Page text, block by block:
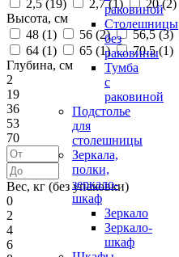
раковиной
Столешницы
без
раковины
Тумба
с
раковиной
Подстолье
для
столешницы
Зеркала,
полки,
зеркало-
шкаф
Зеркало
Зеркало-
шкаф
2,5 (19) 2,7 (1) 20 (2)
Высота, см
48 (1) 56 (2) 56,5 (3)
64 (1) 65 (1) 70.5 (1)
Глубина, см
2
19
36
53
70
Вес, кг (без упаковки)
0
2
4
6